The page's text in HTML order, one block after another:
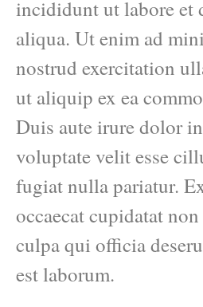
incididunt ut labore et
aliqua. Ut enim ad
nostrud exercitation
ut aliquip ex ea
Duis aute irure dolor
voluptate velit esse
fugiat nulla pariatur.
occaecat cupidatat
culpa qui officia
est laborum.